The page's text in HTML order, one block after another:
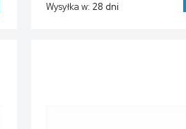
Wysyłka w: 28 dni